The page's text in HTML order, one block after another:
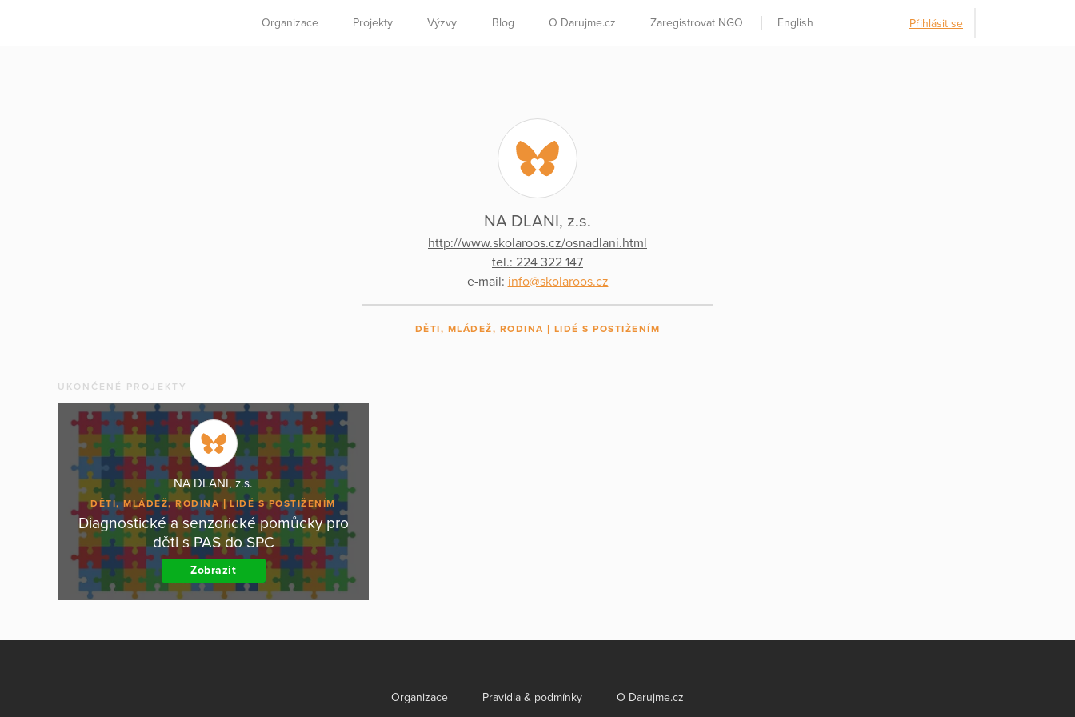
Organizace Projekty Výzvy Blog O Darujme.cz Zaregistrovat NGO English Přihlásit se
NA DLANI, z.s.
http://www.skolaroos.cz/osnadlani.html
tel.: 224 322 147
e-mail: info@skolaroos.cz
DĚTI, MLÁDEŽ, RODINA LIDÉ S POSTIŽENÍM
UKONČENÉ PROJEKTY
NA DLANI, z.s.
DĚTI, MLÁDEŽ, RODINA LIDÉ S POSTIŽENÍM
Diagnostické a senzorické pomůcky pro
děti s PAS do SPC
Zobrazit
Organizace Pravidla & podmínky O Darujme.cz